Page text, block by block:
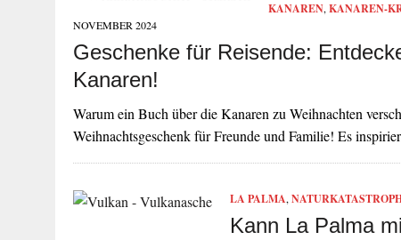
KANAREN, KANAREN-
NOVEMBER 2024
Geschenke für Reisende:
Kanaren!
Warum ein Buch über die Kanaren zu Weihnachten
Weihnachtsgeschenk für Freunde und Familie! Es
LA PALMA,
Kann La Palma